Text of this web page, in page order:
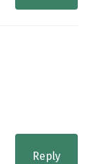
Reply